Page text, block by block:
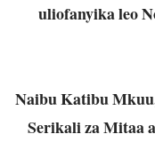
uliofanyika leo
Naibu Katibu
Serikali za Mitaa